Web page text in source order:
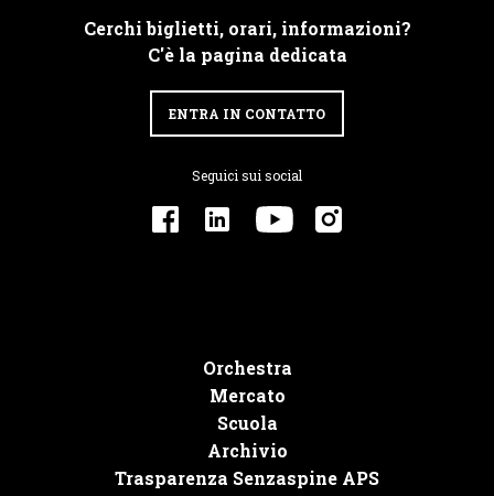
Cerchi biglietti, orari, informazioni?
C'è la pagina dedicata
ENTRA IN CONTATTO
Seguici sui social
Orchestra
Mercato
Scuola
Archivio
Trasparenza Senzaspine APS